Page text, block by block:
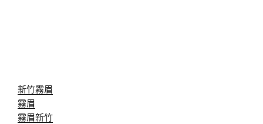
新竹霧眉
霧眉
霧眉新竹